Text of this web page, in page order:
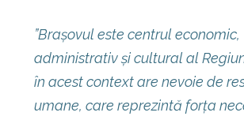
”Braşovul este centrul economic,
administrativ şi cultural al
în acest context are nevoie de
umane, care reprezintă forța